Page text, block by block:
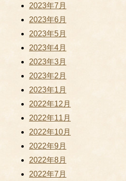
2023年7月
2023年6月
2023年5月
2023年4月
2023年3月
2023年2月
2023年1月
2022年12月
2022年11月
2022年10月
2022年9月
2022年8月
2022年7月